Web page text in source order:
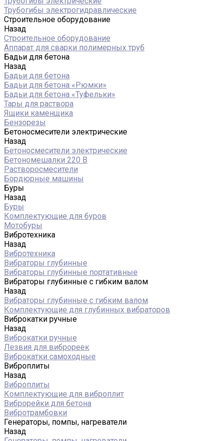
Трубогибы электрогидравлические
Строительное оборудование
Назад
Строительное оборудование
Аппарат для сварки полимерных труб
Бадьи для бетона
Назад
Бадьи для бетона
Бадьи для бетона «Рюмки»
Бадьи для бетона «Туфельки»
Тары для раствора
Ящики каменщика
Бензорезы
Бетоносмесители электрические
Назад
Бетоносмесители электрические
Бетономешалки 220 В
Растворосмесители
Бордюрные машины
Буры
Назад
Буры
Комплектующие для буров
Мотобуры
Вибротехника
Назад
Вибротехника
Вибраторы глубинные
Вибраторы глубинные портативные
Вибраторы глубинные с гибким валом
Назад
Вибраторы глубинные с гибким валом
Комплектующие для глубинных вибраторов
Виброкатки ручные
Назад
Виброкатки ручные
Лезвия для виброреек
Виброкатки самоходные
Виброплиты
Назад
Виброплиты
Комплектующие для виброплит
Виброрейки для бетона
Вибротрамбовки
Генераторы, помпы, нагреватели
Назад